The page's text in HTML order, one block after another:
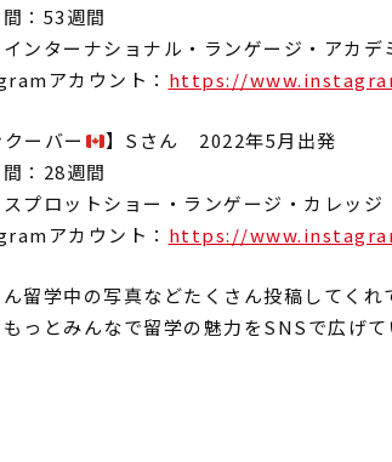
：53週間
ンターナショナル・ランゲージ・アカ
アカウント： https://
クーバー
】Sさん 2022年5月出発
：28週間
プロットショー・ランゲージ・カレッジ
アカウント： https://
留学中の写真などたくさん投稿してくれ
っとみんなで留学の魅力をSNSで広げ